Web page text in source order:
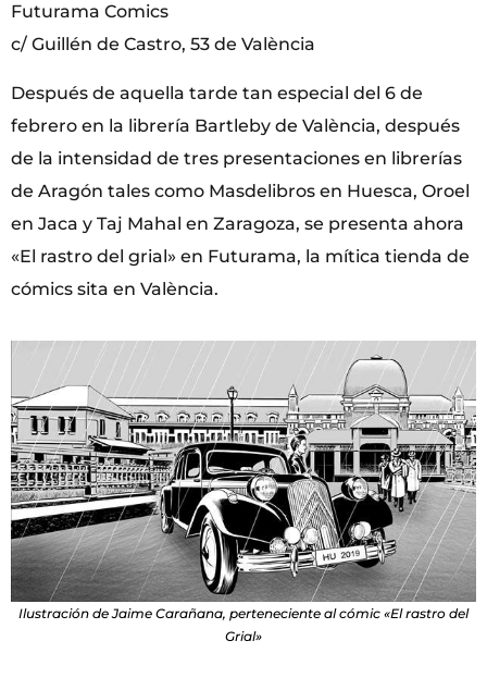
Futurama Comics
c/ Guillén de Castro, 53 de València
Después de aquella tarde tan especial del 6 de
febrero en la librería Bartleby de València, después
de la intensidad de tres presentaciones en librerías
de Aragón tales como Masdelibros en Huesca, Oroel
en Jaca y Taj Mahal en Zaragoza, se presenta ahora
«El rastro del grial» en Futurama, la mítica tienda de
cómics sita en València.
Ilustración de Jaime Carañana, perteneciente al cómic «El rastro del
Grial»